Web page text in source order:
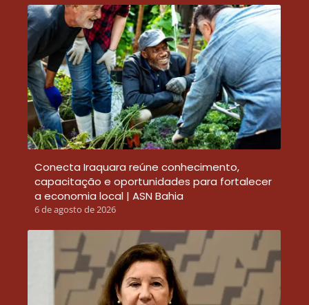
Conecta Iraquara reúne conhecimento,
capacitação e oportunidades para fortalecer
a economia local | ASN Bahia
6 de agosto de 2026